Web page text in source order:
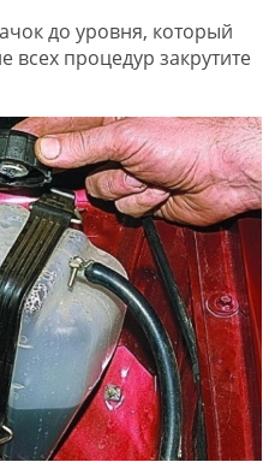
до уровня, который
всех процедур закрутите